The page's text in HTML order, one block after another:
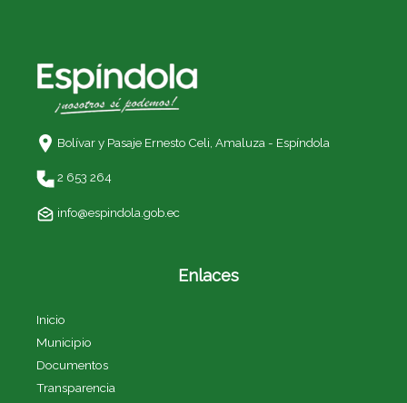
Bolívar y Pasaje Ernesto Celi, Amaluza - Espíndola
2 653 264
info@espindola.gob.ec
Enlaces
Inicio
Municipio
Documentos
Transparencia